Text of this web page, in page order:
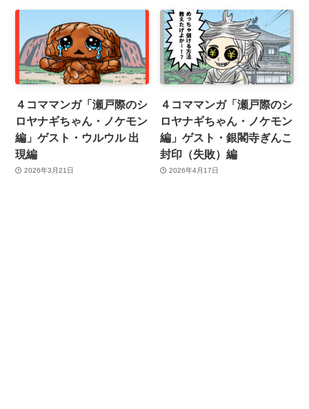
４コママンガ「瀬戸際のシ
ロヤナギちゃん・ノケモン
編」ゲスト・ウルウル 出
現編
2026年3月21日
４コママンガ「瀬戸際のシ
ロヤナギちゃん・ノケモン
編」ゲスト・銀閣寺ぎんこ
封印（失敗）編
2026年4月17日